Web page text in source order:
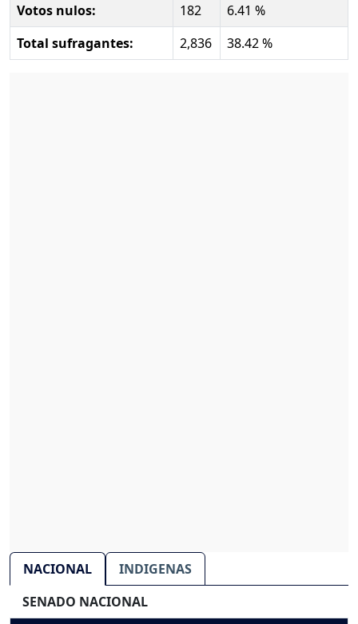
Votos nulos:
182
6.41 %
Total sufragantes:
2,836 38.42 %
NACIONAL
INDIGENAS
SENADO NACIONAL